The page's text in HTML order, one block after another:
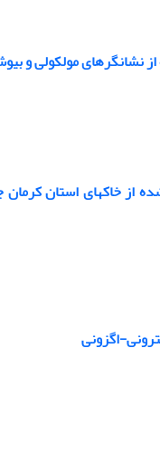
از خاکهای استان کرمان
اگزونی